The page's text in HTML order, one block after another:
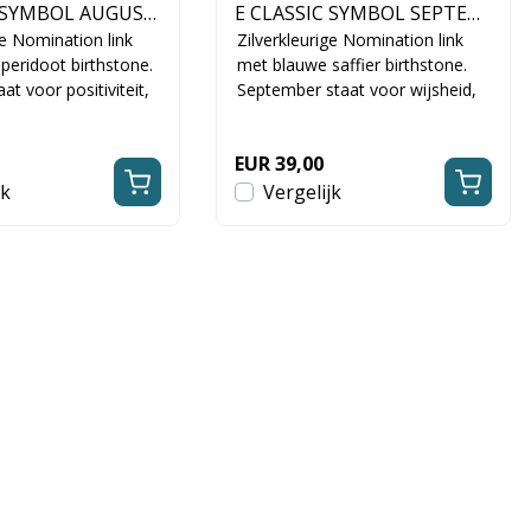
AUGUST
08
Nomination link
birthstone.
voor positiviteit,
E CLASSIC SYMBOL SEPTEM
BER SAPPHIRE 330505/09
Zilverkleurige Nomination link
met blauwe saffier birthstone.
September staat voor wijsheid,
EUR 39,00
Vergelijk